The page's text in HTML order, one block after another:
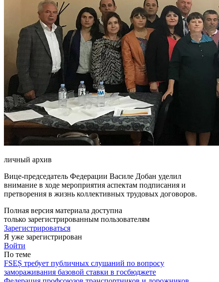
личный архив
Вице-председатель Федерации Василе Добан уделил
внимание в ходе мероприятия аспектам под­писания и
претворения в жизнь коллективных трудовых догово­ров.
Полная версия материала доступна
только зарегистрированным пользователям
Зарегистрироваться
Я уже зарегистрирован
Войти
По теме
FSEȘ требует публичных слушаний по вопросу
замораживания базовой ставки в госбюджете